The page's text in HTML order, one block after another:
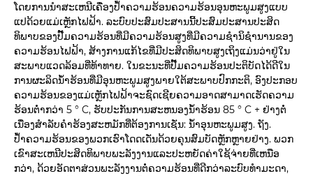
ໂດຍການນໍາສະເຫນີເຄື່ອງປໍ້າຄວາມຮ້ອນຄວາມຮ້ອນອຸນຫະພູມສູງແບບ
ແປດ້ວຍແມ່ເຫຼັກໄຟຟ້າ. ລະບົບປະສົມປະສານນີ້ປະສົມປະສານປະສິດ
ທິພາບຂອງປັ໊ມຄວາມຮ້ອນທີ່ມີຄວາມຮ້ອນສູງທີ່ມີຄວາມຊໍານິຊໍານານຂອງ
ຄວາມຮ້ອນໄຟຟ້າ, ສ້າງການແກ້ໄຂທີ່ມີປະສິດທິພາບສູງເຖິງແມ່ນວ່າຢູ່ໃນ
ສະພາບແວດລ້ອມທີ່ທ້າທາຍ. ໃນຂະນະທີ່ປັ໊ມຄວາມຮ້ອນປະຕິບັດໄດ້ດີໃນ
ການຜະລິດນ້ໍາຮ້ອນທີ່ມີອຸນຫະພູມສູງພາຍໃຕ້ສະພາບປົກກະຕິ, ອົງປະກອບ
ຄວາມຮ້ອນຂອງແມ່ເຫຼັກໄຟຟ້າຈະຊົດເຊີຍຄວາມອາດສາມາດເຮັດຄວາມ
ຮ້ອນຕ່ໍາກວ່າ 5 ° C, ຮັບປະກັນການສະຫນອງນ້ໍາຮ້ອນ 85 ° C + ຢ່າງຕໍ່
ເນື່ອງສໍາລັບຄໍາຮ້ອງສະຫມັກທີ່ຕ້ອງການເຊັ່ນ: ນ້ໍາອຸນຫະພູມສູງ. ຖັງ.
ປໍ້າຄວາມຮ້ອນຂອງພວກເຮົາໂດດເດັ່ນດ້ວຍຄຸນສົມບັດຫຼັກຫຼາຍຢ່າງ. ພວກ
ເຂົາສະເຫນີປະສິດທິພາບພະລັງງານແລະປະຫຍັດຄ່າໃຊ້ຈ່າຍທີ່ເຫນືອ
ກວ່າ, ດ້ວຍອັດຕາສ່ວນພະລັງງານຕໍ່ຄວາມຮ້ອນທີ່ດີກວ່າລະບົບທໍາມະດາ,